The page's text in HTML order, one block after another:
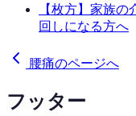
【枚方】家族
回しになる方へ
腰痛のページへ
フッター